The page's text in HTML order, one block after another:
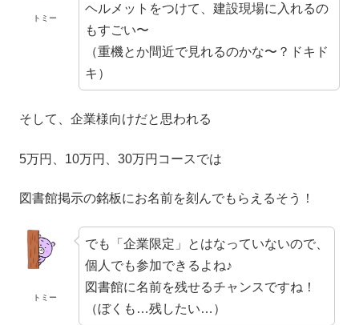
トミー
ヘルメットをつけて、建設現場に入れるの
もすごい〜
（重機とか間近で見れるのかな〜？ドキド
キ）
そして、企業様向けだと思われる
5万円、10万円、30万円コースでは
図書館掲示の銘板にお名前を刻んでもらえるそう！
トミー
でも「企業限定」とはなっていないので、
個人でも参加できるよね♪
図書館に名前を残せるチャンスですね！
（ぼくも…残したい…）